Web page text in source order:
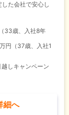
した会社で安心し
33歳、入社8年
円（37歳、入社1
しキャンペーン
細へ